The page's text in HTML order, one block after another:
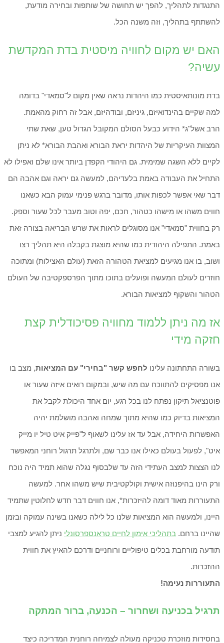
התנגדות לתהליך, להפך יש תחושה של שותפות ובחירה מודעת,
להשתתף בתהליך, וזה משנה הכל.
האם יש מקום לחוויה מיסטית בדת המקדשת
עשיה?
בדת מונותאיסטית כמו היהדות נראה שאין מקום ל"סמאדי" בדומה
למה שקיים בהינדואיזם, גיניזם, ובודהיזם, אבל זה רחוק מהאמת.
הרב אשל"ג* הידוע כבעל הסולם המקובל הגדול טען, שאת שתי
המצוות העיקריות של היהדות יראת הבורא ואהבת הבורא* לא ניתן
לקיים ללא השגה שמימית. גם היהודי הקפדן ביותר אינו שלם ואפילו לא
התחיל את העבודה באמת בלעדיהם, למעשה גם יראה וגם אהבה הם
דבר שאי אפשר לכפות אותו, מדובר ברגש פנימי עמוק הבא כשאנו
חווים משהו או מישהו כטהור, חכם, יפה וטוב מעבר לכל שעור וספק.
רק בחווית "סמאדי" אנו מסוגלים לראות את שרש הבריאה בצורה זאת
באמת. התפילה היהודית כמו שהיא מוצגת בקבלה היא תהליך רצו
ושוב, בו אנו מגיעים למציאת הטהורה הזאת (עולם האצילות) ומתוכה
חוזרים לעולם המעשה ופועלים בתוכו מתוך הפרספקטיבה של העולם
הטהור והשקוף למציאות הבורא.
אז מה ניתן ללמוד מחוויה פסיכודלית קצת
חזקה מידי
בשורה התחתונה עלינו לחפש קשר "בחירי" עם המציאות, מצב בו
אנו מפסיקים להתווכח עם מה שיש, ובמקום רואים איזה שעור או
פוטנציאל תיקון נפתח לנו בכל רגע, יום אחד היכולת לקבל את
המציאות בדיוק כמו שהיא מתוך שמחה ואהבה מושלמת יהיה
האפשרות היחידה, אבל עד אז עלינו לשאוף ל"פייק איט טיל יו מייק
איט", לפעול בעולם כאילו אנו כבר שם, ולתרגל תרגול רוחני המאפשר
לנו הצצות למצב העתידי הזה עד שלבסוף נגלה שהוא תמיד היה נוכח
ורק הינו בהיפנוזה אישית וקולקטיבית שיש משהו אחר. למעשה
התעוררות מאוד דומה להיזכרות*, אנו חווים דבר חדש לחלוטין שתמיד
היינו, ולמעשה הוא המציאות שלנו כל לילה כשאנו בשינה עמוקה ובזמן
שהיינו ברחם. בתהליכי אימון לחיים טראנספרסונלי ניתן להגיע למצבי
תודעה מורחבת בכלים טיפוליים ורוחניים ודרכם להאיץ את חווית
ההזכרות.
התעוררות נעימה!
תרגיל בכניעה ושחרור – הכנעה, ברור המתקה
בחסידות מוזכרת טכניקה מעולה לצמיחה רוחנית המדריכה כיצד